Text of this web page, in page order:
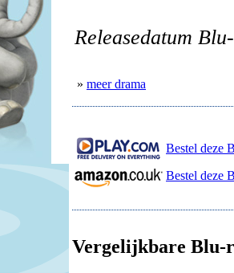
Releasedatum
» meer drama
Bestel deze
Bestel deze
Vergelijkbare Blu-